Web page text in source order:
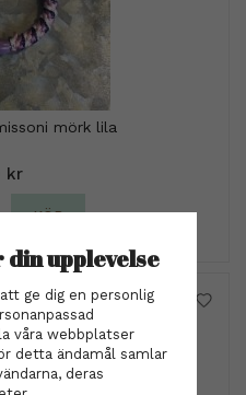
mörk lila
kr
KÖP
upplevelse
ge dig en personlig
våra webbplatser
detta ändamål samlar
deras